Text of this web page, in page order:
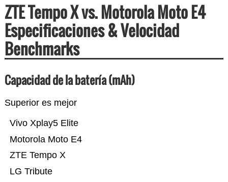
ZTE Tempo X vs. Motorola Moto E4
Especificaciones & Velocidad
Benchmarks
Capacidad de la batería (mAh)
Superior es mejor
LG Tribute
ZTE Tempo X
Motorola Moto E4
Vivo Xplay5 Elite